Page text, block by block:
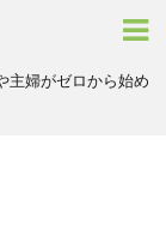
主婦がゼロから始め